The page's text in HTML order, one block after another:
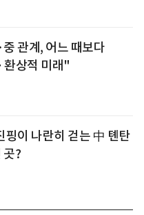
관계, 어느 때보다
상적 미래"
핑이 나란히 걷는 中 톈탄
곳?